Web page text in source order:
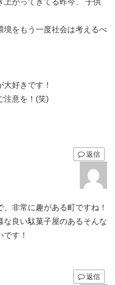
境をもう一度社会は考えるべ
好きです！
注意を！(笑)
返信
非常に趣がある町ですね！
な良い駄菓子屋のあるそんな
す！
返信